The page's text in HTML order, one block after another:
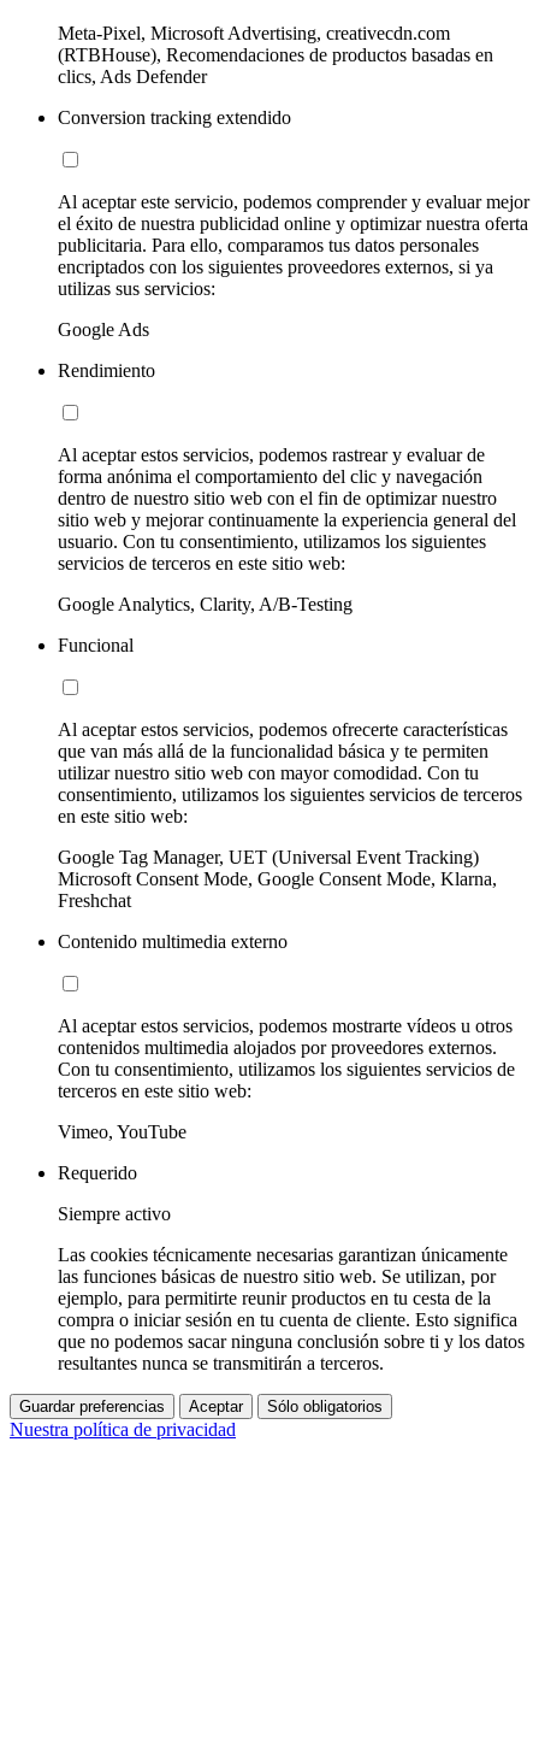
Meta-Pixel, Microsoft Advertising, creativecdn.com
(RTBHouse), Recomendaciones de productos basadas en
clics, Ads Defender
Conversion tracking extendido
Al aceptar este servicio, podemos comprender y evaluar mejor
el éxito de nuestra publicidad online y optimizar nuestra oferta
publicitaria. Para ello, comparamos tus datos personales
encriptados con los siguientes proveedores externos, si ya
utilizas sus servicios:
Google Ads
Rendimiento
Al aceptar estos servicios, podemos rastrear y evaluar de
forma anónima el comportamiento del clic y navegación
dentro de nuestro sitio web con el fin de optimizar nuestro
sitio web y mejorar continuamente la experiencia general del
usuario. Con tu consentimiento, utilizamos los siguientes
servicios de terceros en este sitio web:
Google Analytics, Clarity, A/B-Testing
Funcional
Al aceptar estos servicios, podemos ofrecerte características
que van más allá de la funcionalidad básica y te permiten
utilizar nuestro sitio web con mayor comodidad. Con tu
consentimiento, utilizamos los siguientes servicios de terceros
en este sitio web:
Google Tag Manager, UET (Universal Event Tracking)
Microsoft Consent Mode, Google Consent Mode, Klarna,
Freshchat
Contenido multimedia externo
Al aceptar estos servicios, podemos mostrarte vídeos u otros
contenidos multimedia alojados por proveedores externos.
Con tu consentimiento, utilizamos los siguientes servicios de
terceros en este sitio web:
Vimeo, YouTube
Requerido
Siempre activo
Las cookies técnicamente necesarias garantizan únicamente
las funciones básicas de nuestro sitio web. Se utilizan, por
ejemplo, para permitirte reunir productos en tu cesta de la
compra o iniciar sesión en tu cuenta de cliente. Esto significa
que no podemos sacar ninguna conclusión sobre ti y los datos
resultantes nunca se transmitirán a terceros.
Guardar preferencias Aceptar Sólo obligatorios
Nuestra política de privacidad